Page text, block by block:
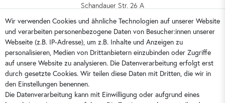
Schandauer Str. 26 A
01309 Dresden
0351 28708090
kontakt@dorins-kindermode.de
Sie erreichen uns: Montag - Freitag 9 - 16 Uhr
Wir verwenden Cookies und ähnliche Technologien auf unserer Website
und verarbeiten personenbezogene Daten von Besucher:innen unserer
Webseite (z.B. IP-Adresse), um z.B. Inhalte und Anzeigen zu
personalisieren, Medien von Drittanbietern einzubinden oder Zugriffe
auf unsere Website zu analysieren. Die Datenverarbeitung erfolgt erst
durch gesetzte Cookies. Wir teilen diese Daten mit Dritten, die wir in
den Einstellungen benennen.
Die Datenverarbeitung kann mit Einwilligung oder aufgrund eines